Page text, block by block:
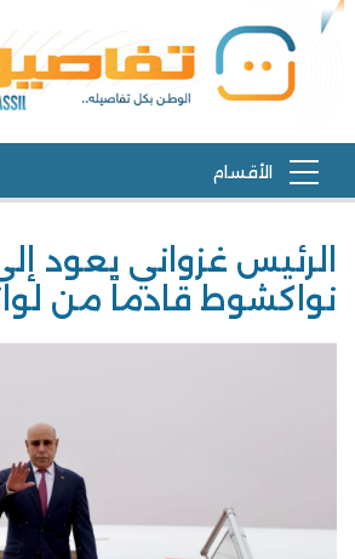
الرئيس غزواني يعود
نواكشوط قادماً من